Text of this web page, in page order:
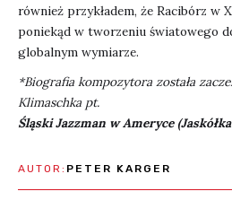
również przykładem, że Racibórz w
poniekąd w tworzeniu światowego
globalnym wymiarze.
*Biografia kompozytora została
Klimaschka pt.
Śląski Jazzman w Ameryce
AUTOR: PETER KARGER